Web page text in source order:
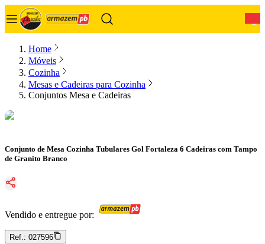
Home
Móveis
Cozinha
Mesas e Cadeiras para Cozinha
Conjuntos Mesa e Cadeiras
Conjunto de Mesa Cozinha Tubulares Gol Fortaleza 6 Cadeiras com Tampo
de Granito Branco
Vendido e entregue por:
Ref.: 027596